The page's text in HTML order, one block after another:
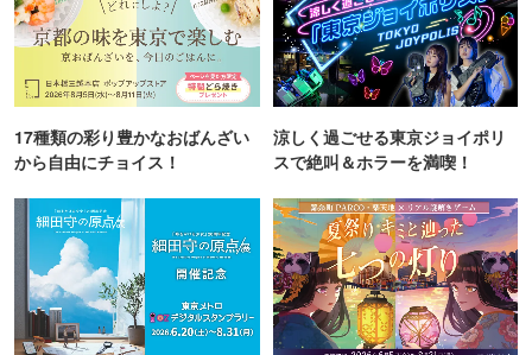
17種類の彩り豊かなおばんざい
から自由にチョイス！
涼しく過ごせる東京ジョイポリ
スで絶叫＆ホラーを満喫！